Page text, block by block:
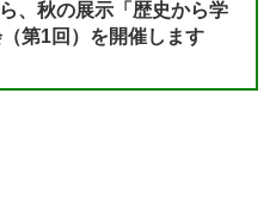
、秋の展示「歴史から学
第1回）を開催します